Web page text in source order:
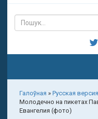
Галоўная » Русская версия
Молодечно на пикетах
Евангелия (фото)